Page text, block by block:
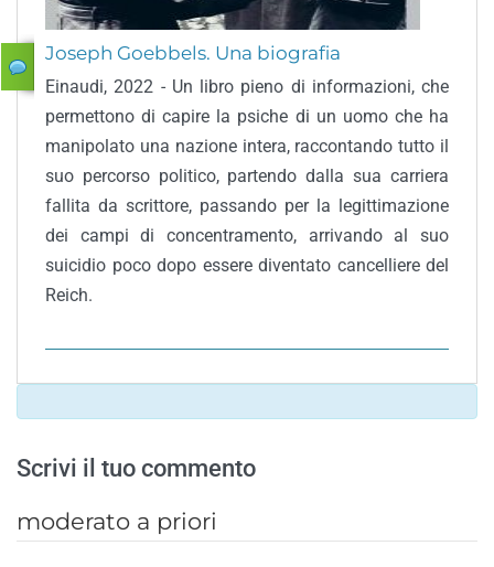
Joseph Goebbels. Una biografia
Einaudi, 2022 - Un libro pieno di informazioni, che
permettono di capire la psiche di un uomo che ha
manipolato una nazione intera, raccontando tutto il
suo percorso politico, partendo dalla sua carriera
fallita da scrittore, passando per la legittimazione
dei campi di concentramento, arrivando al suo
suicidio poco dopo essere diventato cancelliere del
Reich.
Scrivi il tuo commento
moderato a priori